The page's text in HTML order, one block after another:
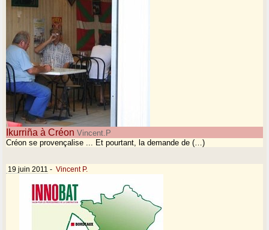
Ikurriña à Créon Vincent.P
Créon se provençalise ... Et pourtant, la demande de (…)
19 juin 2011 - Vincent P.